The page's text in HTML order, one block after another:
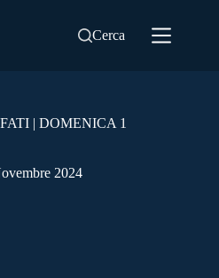
Cerca
| DOMENICA 1
2024